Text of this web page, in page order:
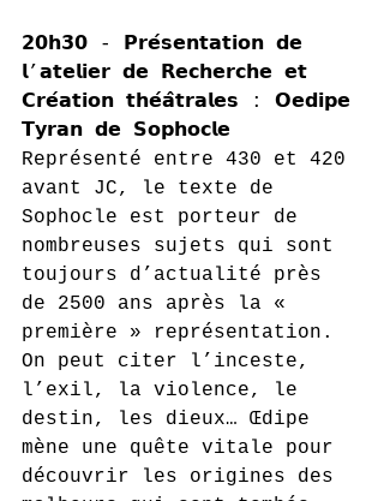
𝟮𝟬𝗵𝟯𝟬 - 𝗣𝗿𝗲́𝘀𝗲𝗻𝘁𝗮𝘁𝗶𝗼𝗻 𝗱𝗲
𝗹’𝗮𝘁𝗲𝗹𝗶𝗲𝗿 𝗱𝗲 𝗥𝗲𝗰𝗵𝗲𝗿𝗰𝗵𝗲 𝗲𝘁
𝗖𝗿𝗲́𝗮𝘁𝗶𝗼𝗻 𝘁𝗵𝗲́𝗮̂𝘁𝗿𝗮𝗹𝗲𝘀 : 𝗢𝗲𝗱𝗶𝗽𝗲
𝗧𝘆𝗿𝗮𝗻 𝗱𝗲 𝗦𝗼𝗽𝗵𝗼𝗰𝗹𝗲
Représenté entre 430 et 420
avant JC, le texte de
Sophocle est porteur de
nombreuses sujets qui sont
toujours d’actualité près
de 2500 ans après la «
première » représentation.
On peut citer l’inceste,
l’exil, la violence, le
destin, les dieux… Œdipe
mène une quête vitale pour
découvrir les origines des